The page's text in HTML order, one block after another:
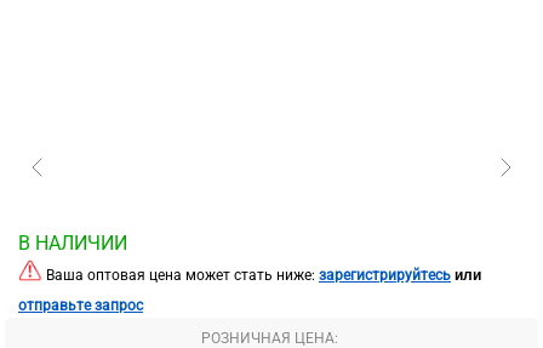
В НАЛИЧИИ
Ваша оптовая цена может стать ниже: зарегистрируйтесь или
отправьте запрос
РОЗНИЧНАЯ ЦЕНА: